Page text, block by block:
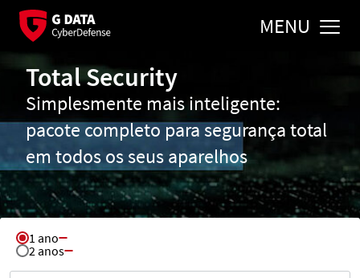
MENU
Total Security
Simplesmente mais inteligente:
pacote completo para segurança total
em todos os seus aparelhos
Selecionar tempo de execução
1 ano
2 anos